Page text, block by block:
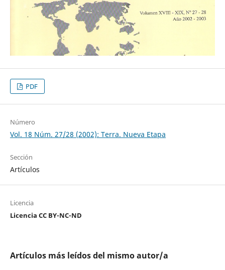
PDF
Número
Vol. 18 Núm. 27/28 (2002): Terra. Nueva Etapa
Sección
Artículos
Licencia
Licencia CC BY-NC-ND
Artículos más leídos del mismo autor/a